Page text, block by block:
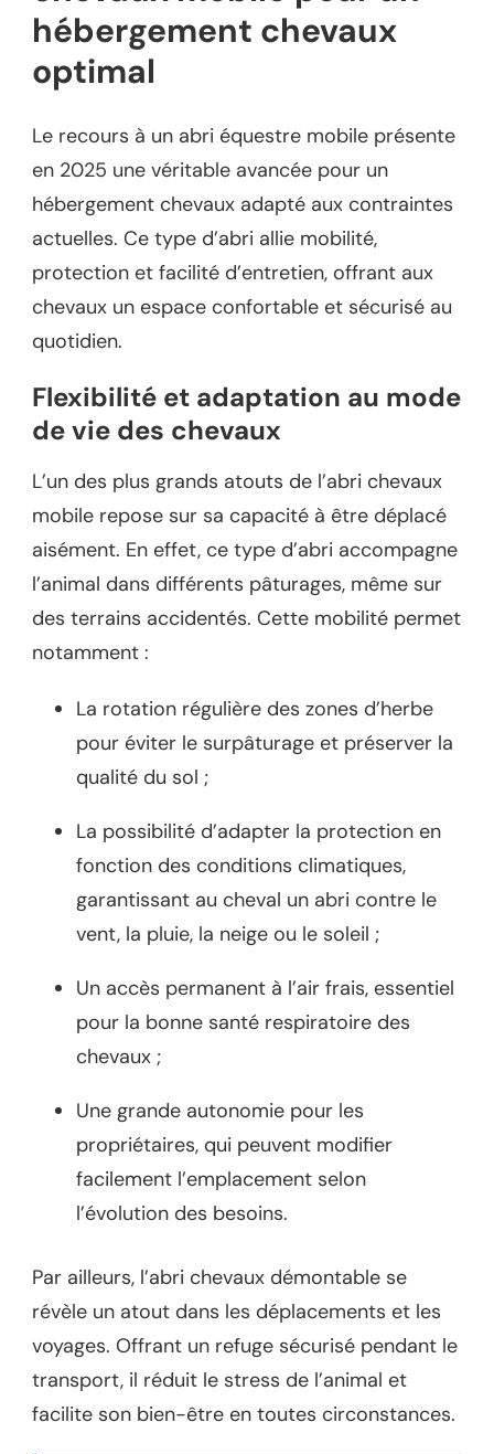
hébergement chevaux
optimal
Le recours à un abri équestre mobile présente
en 2025 une véritable avancée pour un
hébergement chevaux adapté aux contraintes
actuelles. Ce type d’abri allie mobilité,
protection et facilité d’entretien, offrant aux
chevaux un espace confortable et sécurisé au
quotidien.
Flexibilité et adaptation au mode
de vie des chevaux
L’un des plus grands atouts de l’abri chevaux
mobile repose sur sa capacité à être déplacé
aisément. En effet, ce type d’abri accompagne
l’animal dans différents pâturages, même sur
des terrains accidentés. Cette mobilité permet
notamment :
La rotation régulière des zones d’herbe
pour éviter le surpâturage et préserver la
qualité du sol ;
La possibilité d’adapter la protection en
fonction des conditions climatiques,
garantissant au cheval un abri contre le
vent, la pluie, la neige ou le soleil ;
Un accès permanent à l’air frais, essentiel
pour la bonne santé respiratoire des
chevaux ;
Une grande autonomie pour les
propriétaires, qui peuvent modifier
facilement l’emplacement selon
l’évolution des besoins.
Par ailleurs, l’abri chevaux démontable se
révèle un atout dans les déplacements et les
voyages. Offrant un refuge sécurisé pendant le
transport, il réduit le stress de l’animal et
facilite son bien-être en toutes circonstances.